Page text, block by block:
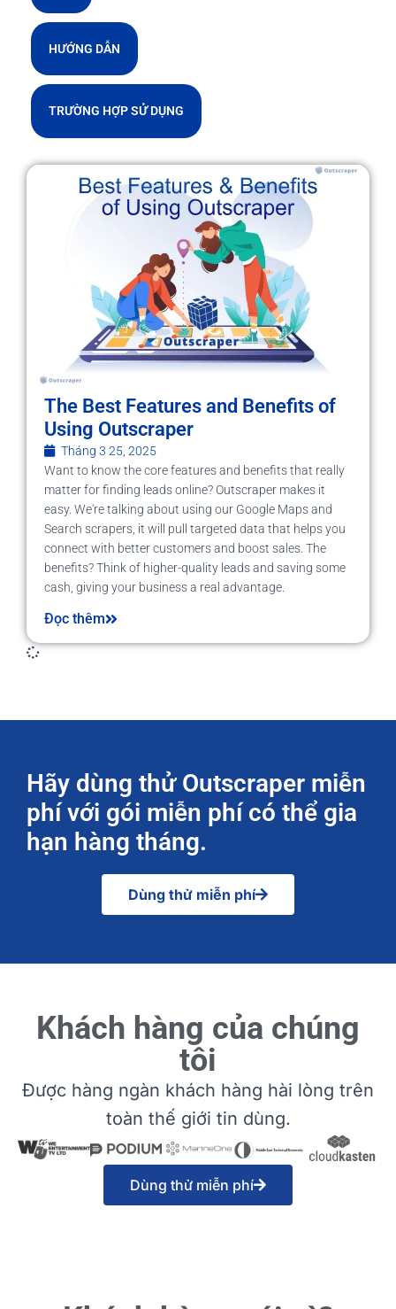
HƯỚNG DẪN
TRƯỜNG HỢP SỬ DỤNG
The Best Features and Benefits of
Using Outscraper
Tháng 3 25, 2025
Want to know the core features and benefits that really
matter for finding leads online? Outscraper makes it
easy. We're talking about using our Google Maps and
Search scrapers, it will pull targeted data that helps you
connect with better customers and boost sales. The
benefits? Think of higher-quality leads and saving some
cash, giving your business a real advantage.
Đọc thêm
Hãy dùng thử Outscraper miễn
phí với gói miễn phí có thể gia
hạn hàng tháng.
Dùng thử miễn phí
Khách hàng của chúng
tôi
Được hàng ngàn khách hàng hài lòng trên
toàn thế giới tin dùng.
Dùng thử miễn phí